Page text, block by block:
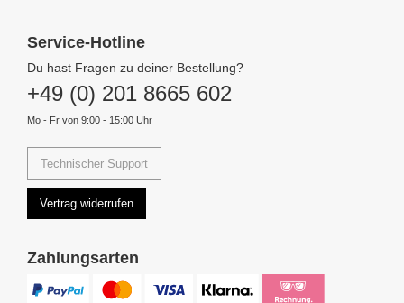
Service-Hotline
Du hast Fragen zu deiner Bestellung?
+49 (0) 201 8665 602
Mo - Fr von 9:00 - 15:00 Uhr
Technischer Support
Vertrag widerrufen
Zahlungsarten